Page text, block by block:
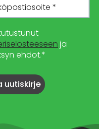
ja
ehdot.*